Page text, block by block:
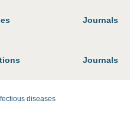
Journals
Journals
diseases